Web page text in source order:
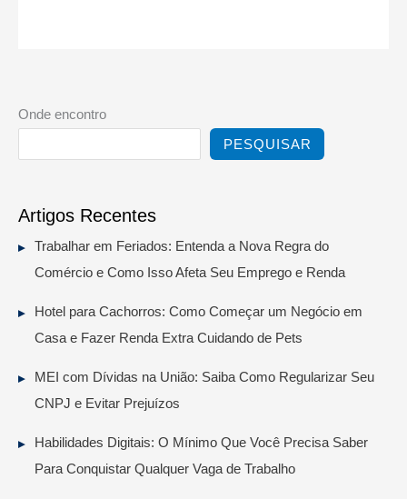
Onde encontro
PESQUISAR
Artigos Recentes
Trabalhar em Feriados: Entenda a Nova Regra do
Comércio e Como Isso Afeta Seu Emprego e Renda
Hotel para Cachorros: Como Começar um Negócio em
Casa e Fazer Renda Extra Cuidando de Pets
MEI com Dívidas na União: Saiba Como Regularizar Seu
CNPJ e Evitar Prejuízos
Habilidades Digitais: O Mínimo Que Você Precisa Saber
Para Conquistar Qualquer Vaga de Trabalho